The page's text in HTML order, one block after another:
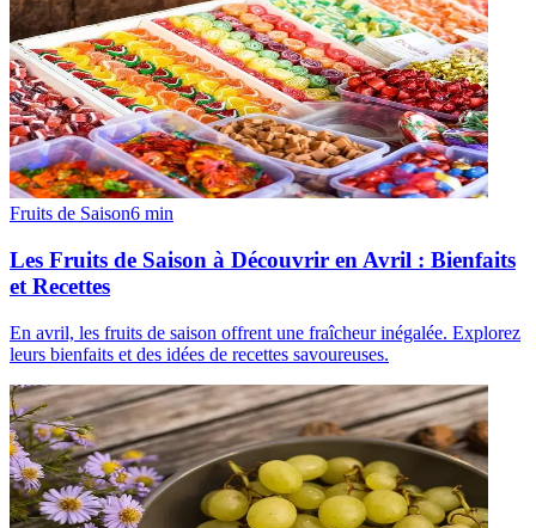
Fruits de Saison6 min
Les Fruits de Saison à Découvrir en Avril : Bienfaits
et Recettes
En avril, les fruits de saison offrent une fraîcheur inégalée. Explorez
leurs bienfaits et des idées de recettes savoureuses.